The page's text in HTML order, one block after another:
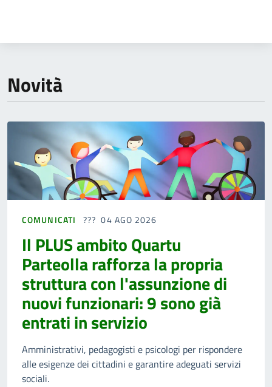
Novità
COMUNICATI 04 AGO 2026
Il PLUS ambito Quartu
Parteolla rafforza la propria
struttura con l'assunzione di
nuovi funzionari: 9 sono già
entrati in servizio
Amministrativi, pedagogisti e psicologi per rispondere
alle esigenze dei cittadini e garantire adeguati servizi
sociali.